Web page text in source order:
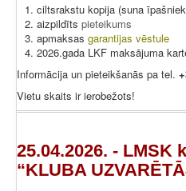
ciltsrakstu kopija (suna
aizpildīts pieteikums
apmaksas garantijas vēstule
2026.gada LKF maksājuma
Informācija un pieteikšanās pa tel.
Vietu skaits ir ierobežots!
25.04.2026. - LMSK
“KLUBA